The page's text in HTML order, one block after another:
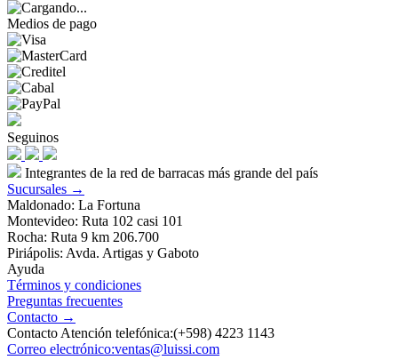
Medios de pago
Seguinos
Integrantes de la red de barracas más grande del país
Sucursales →
Maldonado: La Fortuna
Montevideo: Ruta 102 casi 101
Rocha: Ruta 9 km 206.700
Piriápolis: Avda. Artigas y Gaboto
Ayuda
Términos y condiciones
Preguntas frecuentes
Contacto →
Contacto Atención telefónica:(+598) 4223 1143
Correo electrónico:ventas@luissi.com